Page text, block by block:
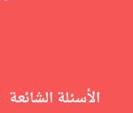
الأسئلة الشائعة